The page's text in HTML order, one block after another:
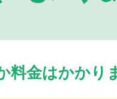
料金はかかり